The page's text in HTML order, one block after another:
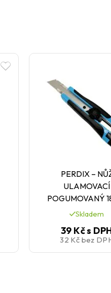
PERDIX –
ULAMOVACÍ
POGUMOVANÝ
Skladem
39 Kčs
32 Kč bez